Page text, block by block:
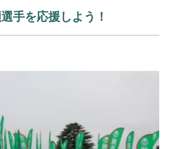
手を応援しよう！